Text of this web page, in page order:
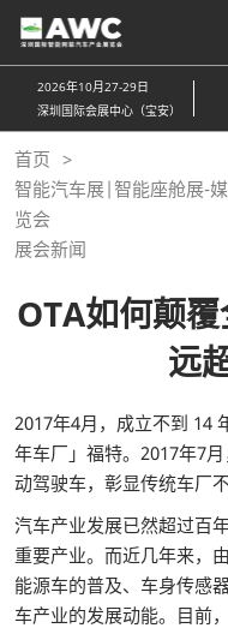
直
接
跳
至
内
容
2026年10月27-29日
深圳国际会展中心（宝安）
首页
智能汽车展|智能座舱展-
览会
展会新闻
OTA如何颠
远
2017年4月，成立不到 14
年车厂」福特。2017年7
动驾驶车，彰显传统车厂
汽车产业发展已然超过百
重要产业。而近几年来，
能源车的普及、车身传感
车产业的发展动能。目前